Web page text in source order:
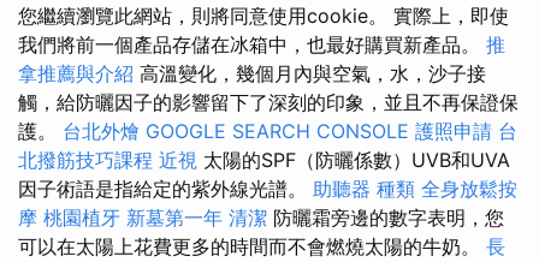
您繼續瀏覽此網站，則將同意使用cookie。 實際上，即使
我們將前一個產品存儲在冰箱中，也最好購買新產品。 推
拿推薦與介紹 高溫變化，幾個月內與空氣，水，沙子接
觸，給防曬因子的影響留下了深刻的印象，並且不再保證保
護。 台北外燴 GOOGLE SEARCH CONSOLE 護照申請 台
北撥筋技巧課程 近視 太陽的SPF（防曬係數）UVB和UVA
因子術語是指給定的紫外線光譜。 助聽器 種類 全身放鬆按
摩 桃園植牙 新墓第一年 清潔 防曬霜旁邊的數字表明，您
可以在太陽上花費更多的時間而不會燃燒太陽的牛奶。 長